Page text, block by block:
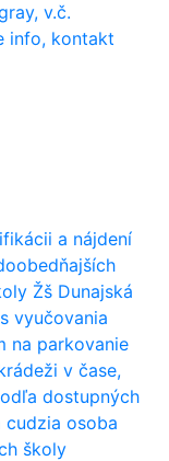
v.č.
info, kontakt